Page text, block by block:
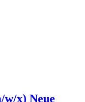
x) Neue